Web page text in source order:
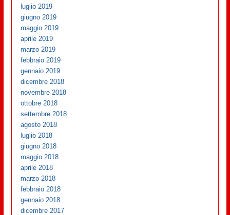
luglio 2019
giugno 2019
maggio 2019
aprile 2019
marzo 2019
febbraio 2019
gennaio 2019
dicembre 2018
novembre 2018
ottobre 2018
settembre 2018
agosto 2018
luglio 2018
giugno 2018
maggio 2018
aprile 2018
marzo 2018
febbraio 2018
gennaio 2018
dicembre 2017